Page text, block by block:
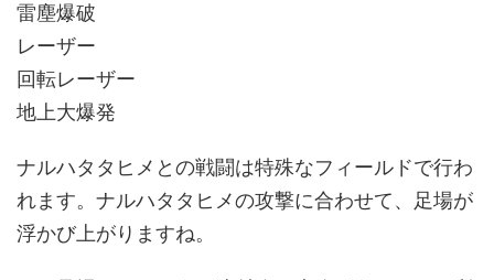
雷塵爆破
レーザー
回転レーザー
地上大爆発
ナルハタタヒメとの戦闘は特殊なフィールドで行わ
れます。ナルハタタヒメの攻撃に合わせて、足場が
浮かび上がりますね。